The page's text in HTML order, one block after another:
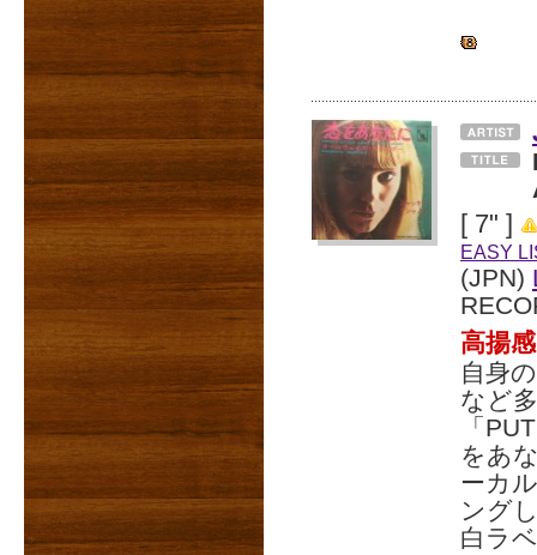
[ 7" ]
EASY
(JPN)
高揚
自身
など
「
をあ
ーカ
ング
白ラ